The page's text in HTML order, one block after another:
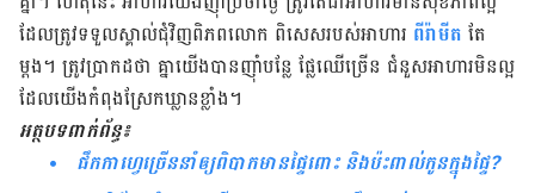
ដែល​ត្រូវ​ទទួល​ស្គាល់​ជុំ​វិញ​ពិភពលោក ពិសេស​របស់​អាហារ ពីរ៉ាមីត តែ​
ម្តង។ ត្រូវ​ប្រាកដ​ថា គ្នា​យើង​បាន​ញ៉ាំ​បន្លែ ផ្លែឈើ​ច្រើន ជំនួស​អាហារ​មិន​ល្អ​
ដែល​យើង​កំពុង​ស្រែក​ឃ្លាន​ខ្លាំង។
អត្ថបទ​ពាក់​ព័ន្ធ៖
ផឹក​កាហ្វេ​ច្រើននាំ​ឲ្យ​ពិបាក​មាន​ផ្ទៃ​ពោះ និង​ប៉ះពាល់​កូន​ក្នុង​ផ្ទៃ?